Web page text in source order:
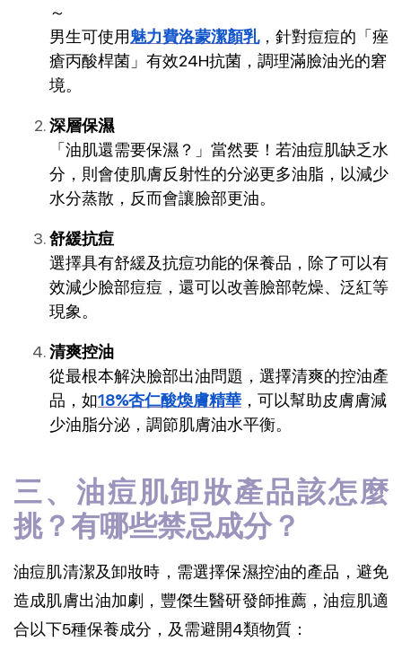
～
男生可使用魅力費洛蒙潔顏乳，針對痘痘的「痤
瘡丙酸桿菌」有效24H抗菌，調理滿臉油光的窘
境。
深層保濕
「油肌還需要保濕？」當然要！若油痘肌缺乏水
分，則會使肌膚反射性的分泌更多油脂，以減少
水分蒸散，反而會讓臉部更油。
舒緩抗痘
選擇具有舒緩及抗痘功能的保養品，除了可以有
效減少臉部痘痘，還可以改善臉部乾燥、泛紅等
現象。
清爽控油
從最根本解決臉部出油問題，選擇清爽的控油產
品，如18%杏仁酸煥膚精華 ，可以幫助皮膚膚減
少油脂分泌，調節肌膚油水平衡。
三、油痘肌卸妝產品該怎麼
挑？有哪些禁忌成分？
油痘肌清潔及卸妝時，需選擇保濕控油的產品，避免
造成肌膚出油加劇，豐傑生醫研發師推薦，油痘肌適
合以下5種保養成分，及需避開4類物質：